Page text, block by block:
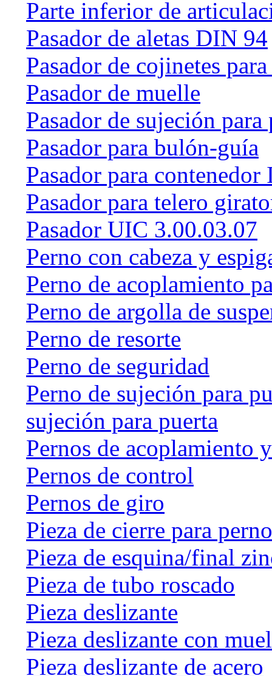
Parte inferior de
Pasador de aletas DIN 94
Pasador de cojinetes
Pasador de muelle
Pasador de sujeción para
Pasador para bulón-guía
Pasador para
Pasador para telero
Pasador UIC 3.00.03.07
Perno con cabeza y
Perno de acoplamiento
Perno de argolla de
Perno de resorte
Perno de seguridad
Perno de sujeción para
sujeción para puerta
Pernos de acoplamiento
Pernos de control
Pernos de giro
Pieza de cierre para
Pieza de esquina/final
Pieza de tubo roscado
Pieza deslizante
Pieza deslizante con
Pieza deslizante de acero